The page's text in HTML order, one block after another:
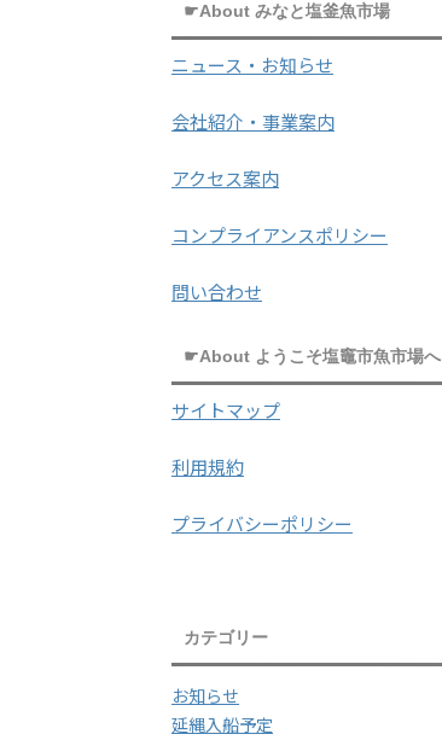
☛About みなと塩釜魚市場
ニュース・お知らせ
会社紹介・事業案内
アクセス案内
コンプライアンスポリシー
問い合わせ
☛About ようこそ塩竈市魚市場へ
サイトマップ
利用規約
プライバシーポリシー
カテゴリー
お知らせ
延縄入船予定